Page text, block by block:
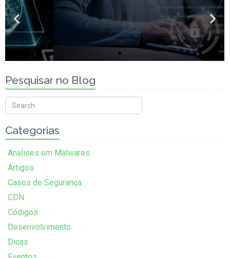
Antecipe falhas de segurança
Teste seus ativos com uma solução altamente confiável.
Pesquisar no Blog
Categorias
Analises em Malwares
Artigos
Casos de Segurança
CDN
Códigos
Desenvolvimento
Dicas